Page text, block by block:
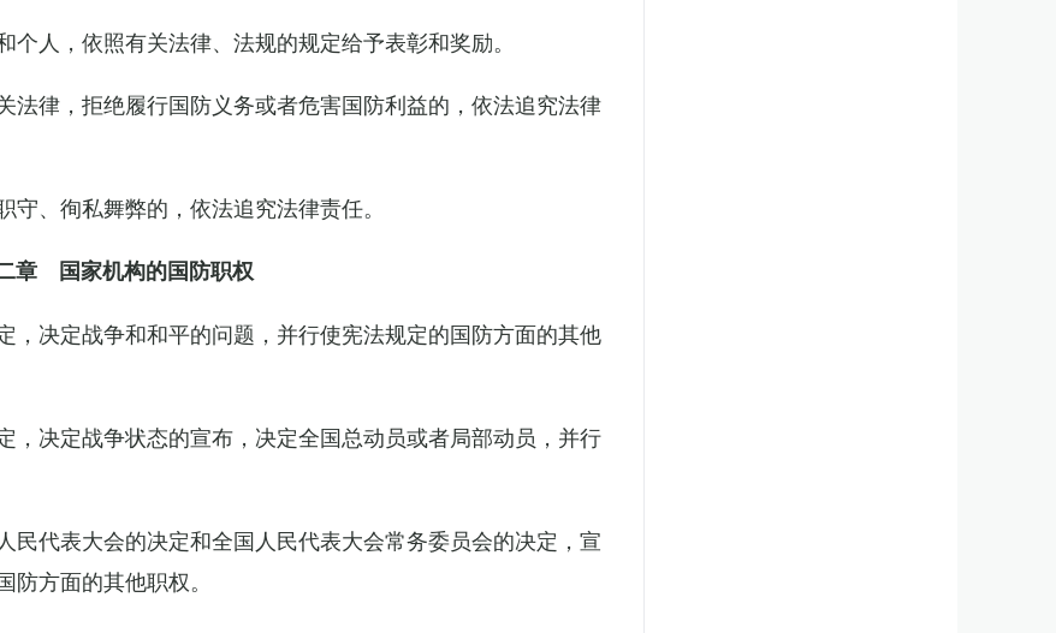
人，依照有关法律、法规的规定给予表彰和奖励。
律，拒绝履行国防义务或者危害国防利益的，依法追究法律
、徇私舞弊的，依法追究法律责任。
章 国家机构的国防职权
决定战争和和平的问题，并行使宪法规定的国防方面的其他
，决定战争状态的宣布，决定全国总动员或者局部动员，并行
代表大会的决定和全国人民代表大会常务委员会的决定，宣
方面的其他职权。